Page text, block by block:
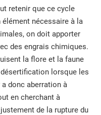
retenir que ce cycle
élément nécessaire à la
on doit apporter
des engrais chimiques.
la flore et la faune
lorsque les
donc aberration à
en cherchant à
de la rupture du